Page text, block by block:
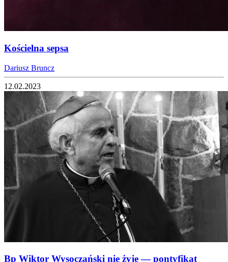
Kościelna sepsa
Dariusz Bruncz
12.02.2023
Bp Wiktor Wysoczański nie żyje — pontyfikat